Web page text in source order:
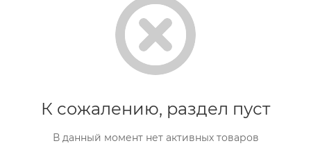
К сожалению, раздел пуст
В данный момент нет активных товаров